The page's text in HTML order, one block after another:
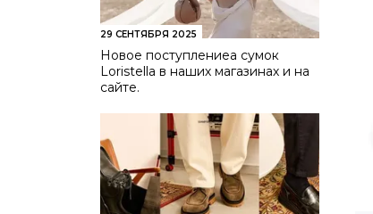
29 СЕНТЯБРЯ 2025
Новое поступлениеа сумок
Loristella в наших магазинах и на
сайте.